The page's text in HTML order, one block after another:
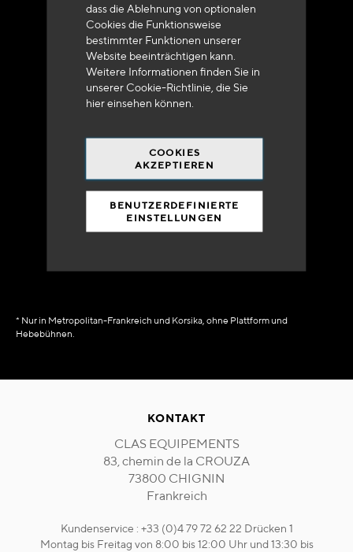
dass die Ablehnung von optionalen
Cookies die Funktionsweise
bestimmter Funktionen unserer
Website beeinträchtigen kann.
Weitere Informationen finden Sie in
unserer Cookie-Richtlinie, die Sie
hiereinsehen können.
COOKIES
AKZEPTIEREN
BENUTZERDEFINIERTE
EINSTELLUNGEN
Versandkostenfrei
bei 250 Euros*
90% des Katalogs
in Verfügbarkeit
* Nur in Metropolitan-Frankreich und Korsika, ohne Plattform und
Hebebühnen.
KONTAKT
CLAS EQUIPEMENTS
83, chemin de la CROUZA
73800 CHIGNIN
Frankreich
Kundenservice : +33 (0)4 79 72 62 22 Drücken 1
Montag bis Freitag von 8:00 bis 12:00 Uhr und 13:30 bis